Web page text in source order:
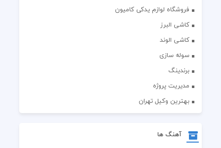
فروشگاه لوازم یدکی کامیون
کاشی البرز
کاشی الوند
سوله سازی
برندینگ
مدیریت پروژه
بهترین وکیل تهران
آهنگ ها